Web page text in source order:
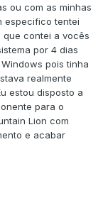
ou com as minhas
especifico tentei
que contei a vocês
por 4 dias
pois tinha
realmente
estou disposto a
para o
Lion com
e acabar